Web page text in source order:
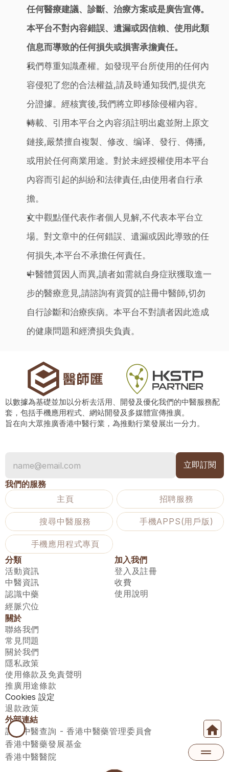
任何醫療建議、診斷、治療方案或是廣告宣傳。
本平台不對內容錯誤、遺漏或因信賴、使用此類
信息而導致的任何損失或損害承擔責任。
我們尊重知識產權。如發現平台所使用的任何內
容侵犯了您的合法權益,請及時通知我們,提供充
分證據。經核實後,我們將立即移除侵權內容。
轉載、引用本平台之內容須註明出處並附上原文
鏈接,嚴禁擅自複製、修改、编译、發行、傳播,
或用於任何商業用途。對於未經授權使用本平台
內容而引起的糾紛和法律責任,由使用者自行承
擔。
文中觀點僅代表作者個人見解,不代表本平台立
場。對文章中的任何錯誤、遺漏或因此導致的任
何損失,本平台不承擔任何責任。
中醫體質因人而異,讀者如需就自身症狀獲取進一
步的醫療意見,請諮詢有資質的註冊中醫師,切勿
自行診斷和治療疾病。本平台不對讀者因此造成
的健康問題和經濟損失負責。
以數據為基礎並加以分析去活用、開發及優化我們的中醫服務配
套，包括手機應用程式、網站開發及多媒體宣傳推廣。
旨在向大眾推廣香港中醫行業，為推動行業發展出一分力。
我們的服務
主頁
招聘服務
搜尋中醫服務 手機APPS(用戶版)
手機應用程式專頁
分類
活動資訊
中醫資訊
認識中藥
經脈穴位
加入我們
登入及註冊
收費
使用說明
關於
聯絡我們
常見問題
關於我們
隱私政策
使用條款及免責聲明
推廣用途條款
Cookies 設定
退款政策
外部連結
註冊中醫查詢 - 香港中醫藥管理委員會
香港中醫藥發展基金
香港中醫醫院